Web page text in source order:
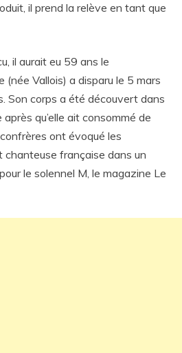
il prend la relève en tant que
il aurait eu 59 ans le
Vallois) a disparu le 5 mars
Son corps a été découvert dans
qu’elle ait consommé de
ont évoqué les
chanteuse française dans un
le solennel M, le magazine Le